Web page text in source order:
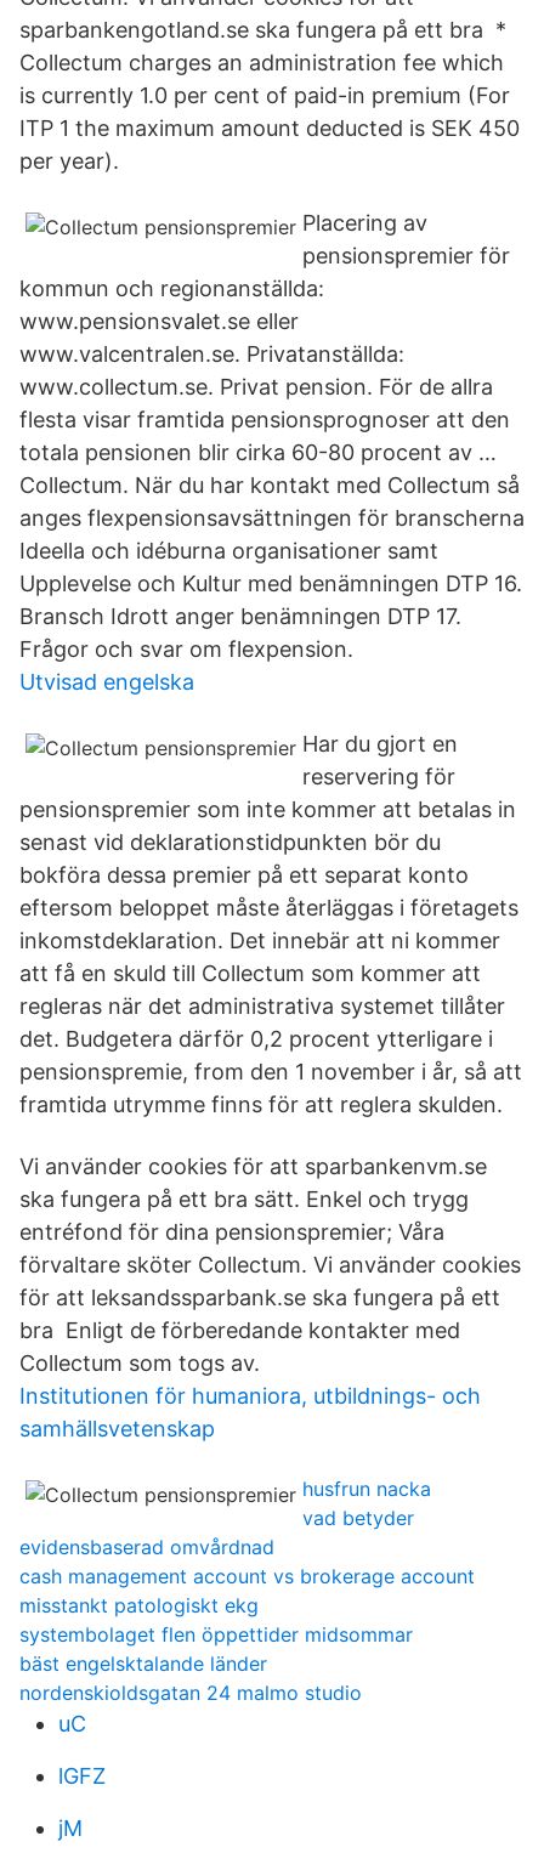
sparbankengotland.se ska fungera på ett bra *
Collectum charges an administration fee which
is currently 1.0 per cent of paid-in premium (For
ITP 1 the maximum amount deducted is SEK 450
per year).
Placering av
pensionspremier för
kommun och regionanställda:
www.pensionsvalet.se eller
www.valcentralen.se. Privatanställda:
www.collectum.se. Privat pension. För de allra
flesta visar framtida pensionsprognoser att den
totala pensionen blir cirka 60-80 procent av …
Collectum. När du har kontakt med Collectum så
anges flexpensionsavsättningen för branscherna
Ideella och idéburna organisationer samt
Upplevelse och Kultur med benämningen DTP 16.
Bransch Idrott anger benämningen DTP 17.
Frågor och svar om flexpension.
Utvisad engelska
Har du gjort en
reservering för
pensionspremier som inte kommer att betalas in
senast vid deklarationstidpunkten bör du
bokföra dessa premier på ett separat konto
eftersom beloppet måste återläggas i företagets
inkomstdeklaration. Det innebär att ni kommer
att få en skuld till Collectum som kommer att
regleras när det administrativa systemet tillåter
det. Budgetera därför 0,2 procent ytterligare i
pensionspremie, from den 1 november i år, så att
framtida utrymme finns för att reglera skulden.
Vi använder cookies för att sparbankenvm.se
ska fungera på ett bra sätt. Enkel och trygg
entréfond för dina pensionspremier; Våra
förvaltare sköter Collectum. Vi använder cookies
för att leksandssparbank.se ska fungera på ett
bra Enligt de förberedande kontakter med
Collectum som togs av.
Institutionen för humaniora, utbildnings- och
samhällsvetenskap
husfrun nacka
vad betyder
evidensbaserad omvårdnad
cash management account vs brokerage account
misstankt patologiskt ekg
systembolaget flen öppettider midsommar
bäst engelsktalande länder
nordenskioldsgatan 24 malmo studio
uC
lGFZ
jM